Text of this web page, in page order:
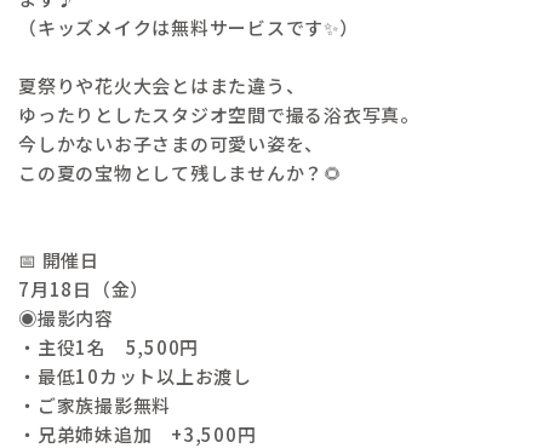
（キッズメイクは無料サービスです✨）
夏祭りや花火大会とはまた違う、
ゆったりとしたスタジオ空間で撮る浴衣写真。
今しかないお子さまの可愛い姿を、
この夏の宝物として残しませんか？🌻
📅 開催日
7月18日（金）
◉撮影内容
・主役1名 5,500円
・最低10カット以上お渡し
・ご家族撮影無料
・兄弟姉妹追加 +3,500円